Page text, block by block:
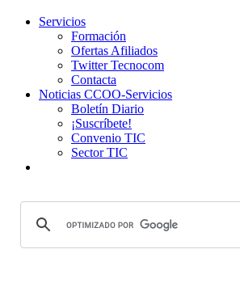
Servicios
Formación
Ofertas Afiliados
Twitter Tecnocom
Contacta
Noticias CCOO-Servicios
Boletín Diario
¡Suscríbete!
Convenio TIC
Sector TIC